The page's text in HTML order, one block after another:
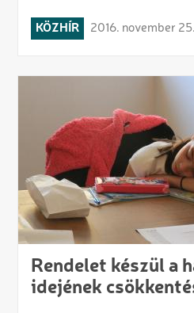
KÖZHÍR 2016. november 25.
Rendelet készül a
idejének